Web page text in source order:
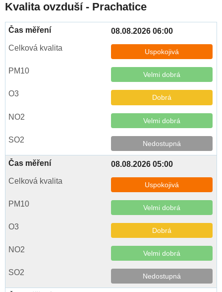
Kvalita ovzduší - Prachatice
08.08.2026 06:00
Uspokojivá
Velmi dobrá
Dobrá
Velmi dobrá
Nedostupná
08.08.2026 05:00
Uspokojivá
Velmi dobrá
Dobrá
Velmi dobrá
Nedostupná